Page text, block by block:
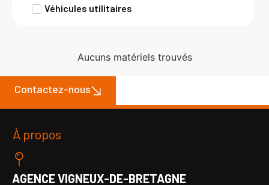
Véhicules utilitaires
Aucuns matériels trouvés
Contactez-nous
À propos
AGENCE VIGNEUX-DE-BRETAGNE